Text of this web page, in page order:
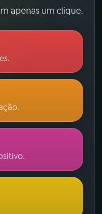
apenas um clique.